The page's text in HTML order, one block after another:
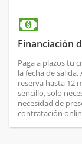
Financiación
Paga a plazos tu
la fecha de
reserva hasta 12
sencillo, solo
necesidad de
contratación